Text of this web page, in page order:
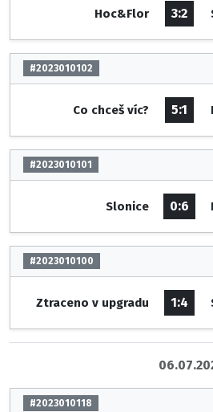
Hoc&Flor 3:2
#2023010102
Co chceš víc? 5:1
#2023010101
Slonice 0:6
#2023010100
Ztraceno v upgradu 1:4
#2023010118